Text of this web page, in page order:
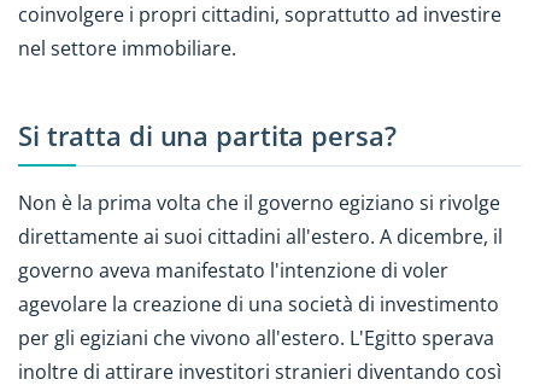
coinvolgere i propri cittadini, soprattutto ad investire
nel settore immobiliare.
Si tratta di una partita persa?
Non è la prima volta che il governo egiziano si rivolge
direttamente ai suoi cittadini all'estero. A dicembre, il
governo aveva manifestato l'intenzione di voler
agevolare la creazione di una società di investimento
per gli egiziani che vivono all'estero. L'Egitto sperava
inoltre di attirare investitori stranieri diventando così